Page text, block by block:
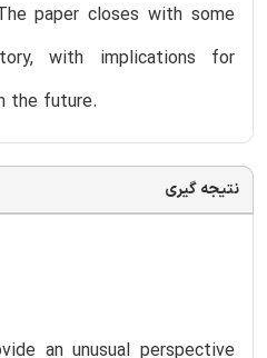
paper closes with some
with implications for
the future.
نتیجه گیری
an unusual perspective